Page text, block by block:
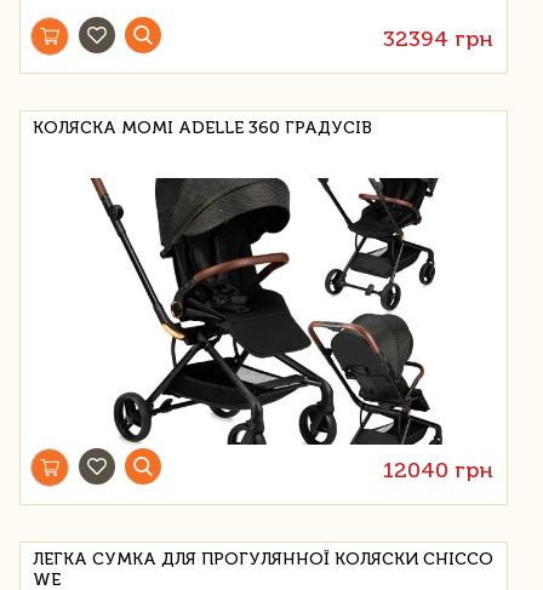
32394 грн
КОЛЯСКА MOMI ADELLE 360 ГРАДУСІВ
12040 грн
ЛЕГКА СУМКА ДЛЯ ПРОГУЛЯННОЇ КОЛЯСКИ CHICCO
WE